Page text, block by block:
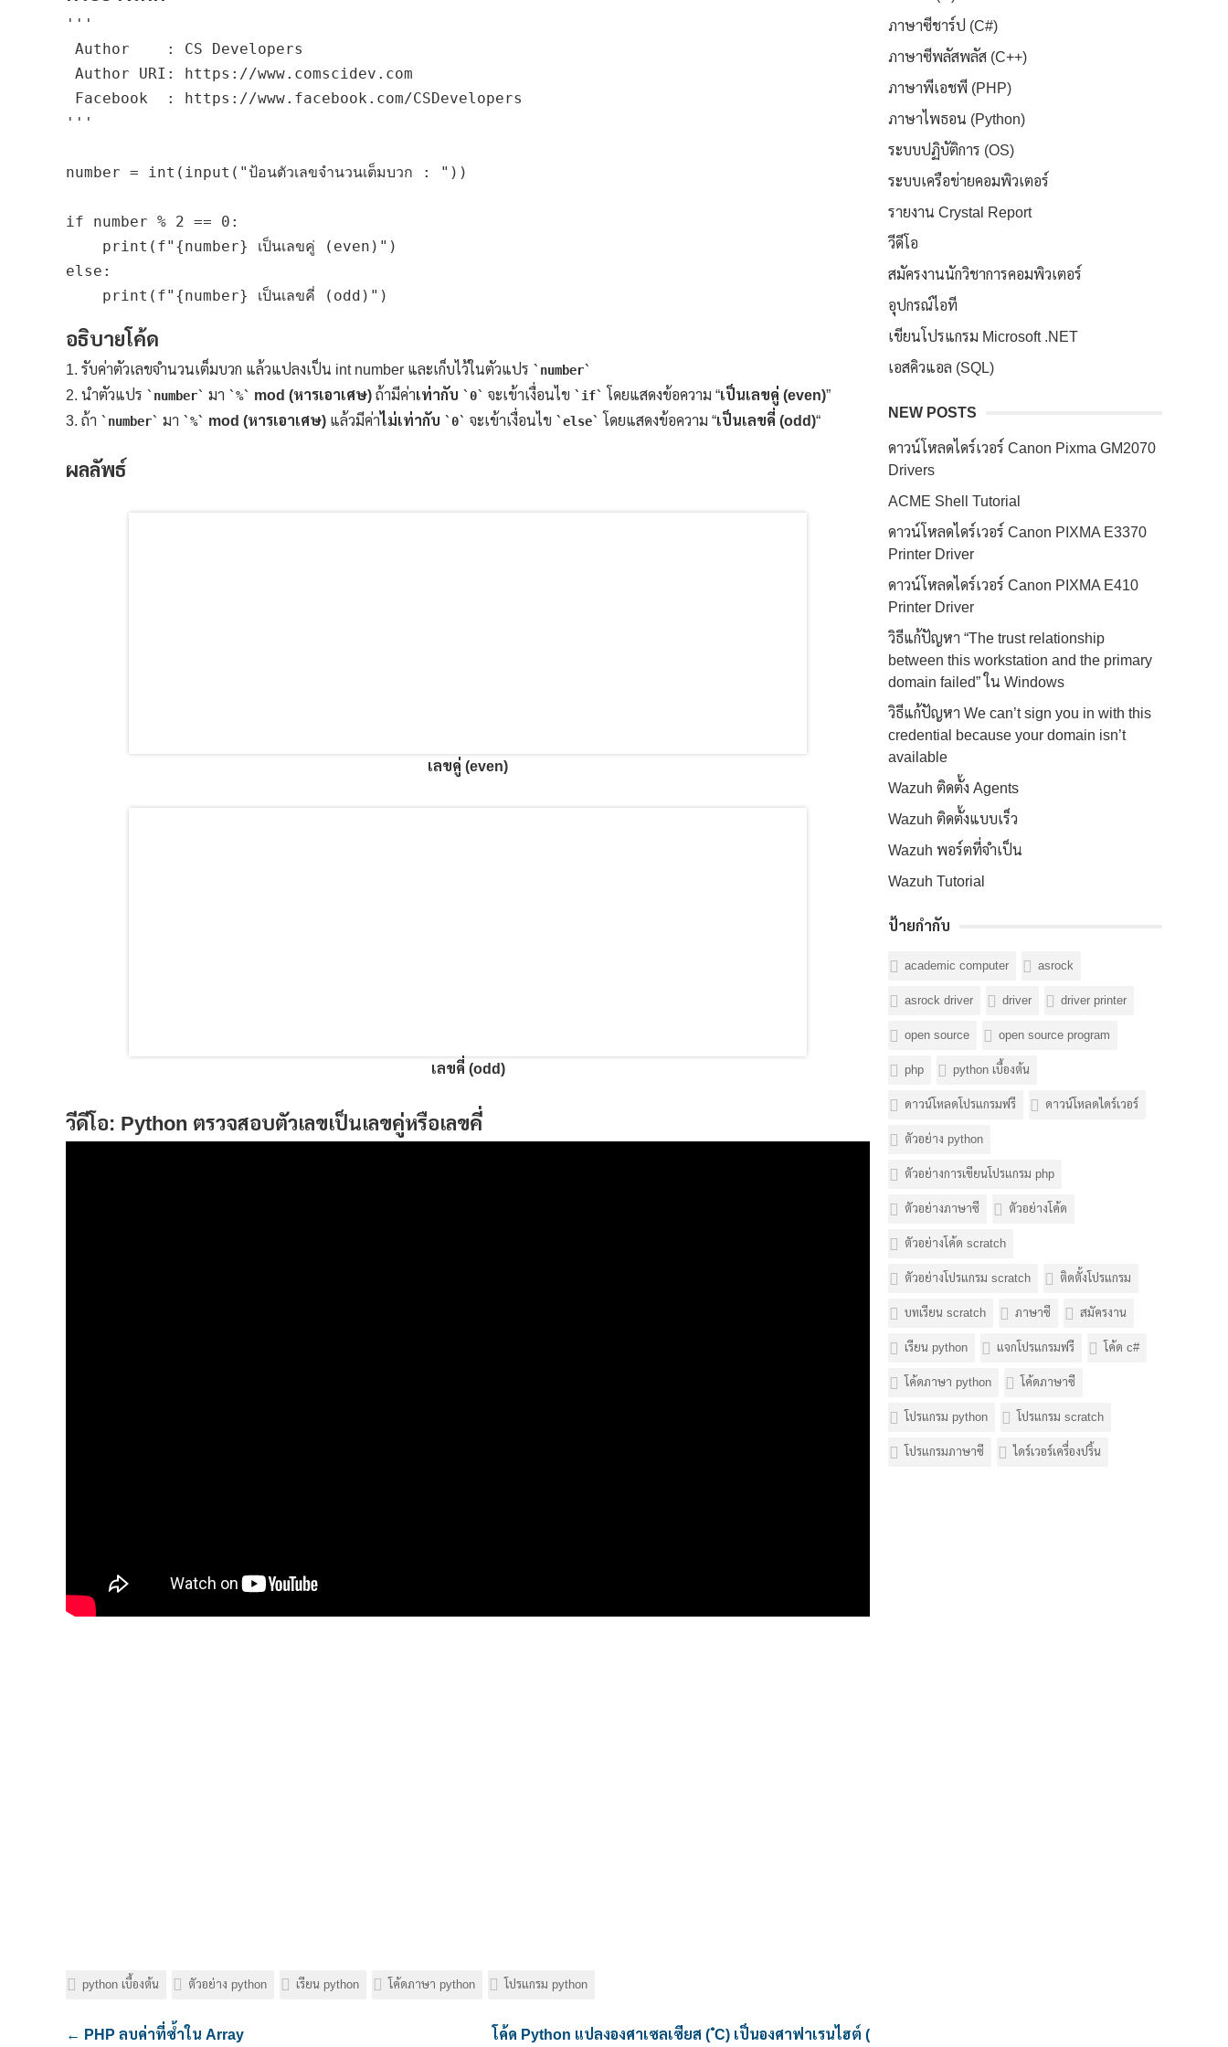
'''
Author    : CS Developers
Author URI: https://www.comscidev.com
Facebook  : https://www.facebook.com/CSDevelopers
'''
number = int(input("ป้อนตัวเลขจำนวนเต็มบวก : "))
if number % 2 == 0:
    print(f"{number} เป็นเลขคู่ (even)")
else:
อธิบายโค้ด
รับค่าตัวเลขจำนวนเต็มบวก แล้วแปลงเป็น int number และเก็บไว้ในตัวแปร number
นำตัวแปร number มา % mod (หารเอาเศษ) ถ้ามีค่าเท่ากับ 0 จะเข้าเงื่อนไข if โดยแสดงข้อความ “เป็นเลขคู่ (even)”
ถ้า
number มา % mod (หารเอาเศษ) แล้วมีค่า ไม่เท่ากับ 0 จะเข้าเงื่อนไข else โดยแสดงข้อความ “เป็นเลขคี่ (odd)“
ผลลัพธ์
เลขคู่ (even)
เลขคี่ (odd)
วีดีโอ: Python ตรวจสอบตัวเลขเป็นเลขคู่หรือเลขคี่
python เบื้องต้น ตัวอย่าง python เรียน python โค้ดภาษา python โปรแกรม python
← PHP ลบค่าที่ซ้ำใน Array โค้ด Python แปลงองศาเซลเซียส ( ํC) เป็นองศาฟาเรนไฮต์ (
ภาษาซีชาร์ป (C#)
ภาษาซีพลัสพลัส (C++)
ภาษาพีเอชพี (PHP)
ภาษาไพธอน (Python)
ระบบปฏิบัติการ (OS)
ระบบเครือข่ายคอมพิวเตอร์
รายงาน Crystal Report
วีดีโอ
สมัครงานนักวิชาการคอมพิวเตอร์
อุปกรณ์ไอที
เขียนโปรแกรม Microsoft .NET
เอสคิวแอล (SQL)
NEW POSTS
ดาวน์โหลดไดร์เวอร์ Canon Pixma GM2070
Drivers
ACME Shell Tutorial
ดาวน์โหลดไดร์เวอร์ Canon PIXMA E3370
Printer Driver
ดาวน์โหลดไดร์เวอร์ Canon PIXMA E410
Printer Driver
วิธีแก้ปัญหา “The trust relationship
between this workstation and the primary
domain failed” ใน Windows
วิธีแก้ปัญหา We can’t sign you in with this
credential because your domain isn’t
available
Wazuh ติดตั้ง Agents
Wazuh ติดตั้งแบบเร็ว
Wazuh พอร์ตที่จำเป็น
Wazuh Tutorial
ป้ายกำกับ
academic computer asrock
asrock driver driver driver printer
open source open source program
php python เบื้องต้น
ดาวน์โหลดโปรแกรมฟรี ดาวน์โหลดไดร์เวอร์
ตัวอย่าง python
ตัวอย่างการเขียนโปรแกรม php
ตัวอย่างภาษาซี ตัวอย่างโค้ด
ตัวอย่างโค้ด scratch
ตัวอย่างโปรแกรม scratch ติดตั้งโปรแกรม
บทเรียน scratch ภาษาซี สมัครงาน
เรียน python แจกโปรแกรมฟรี โค้ด c#
โค้ดภาษา python โค้ดภาษาซี
โปรแกรม python โปรแกรม scratch
โปรแกรมภาษาซี ไดร์เวอร์เครื่องปริ้น